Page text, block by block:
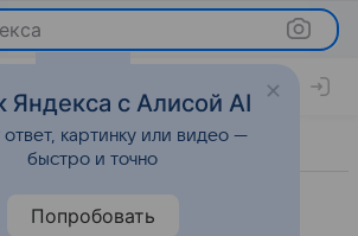
жизнь
Яндекса с Алисой AI
картинку или видео —
быстро и точно
Попробовать